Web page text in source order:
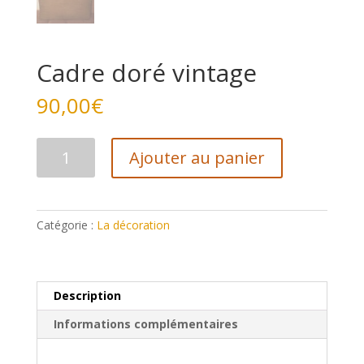
Cadre doré vintage
90,00€
vintage
Ajouter au panier
Catégorie : La décoration
Description
Informations complémentaires